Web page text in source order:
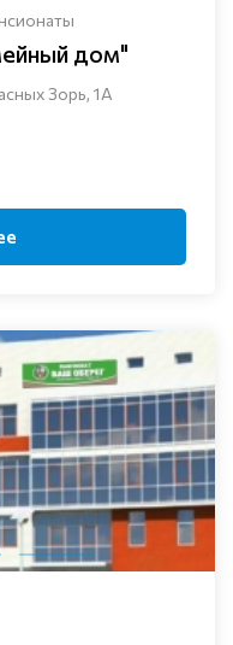
дом"
Зорь, 1А